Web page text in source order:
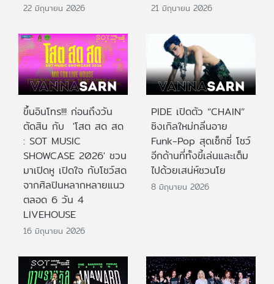
22 มิถุนายน 2026 21 มิถุนายน 2026
ขึ้นอินโทร!!! ก่อนถึงวัน
ตัดสิน กับ 'โสต สด สด
: SOT MUSIC
SHOWCASE 2026' ชวน
มาเปิดหู เปิดใจ กับโชว์สด
จากศิลปินหลากหลายแนว
ตลอด 6 วัน 4
LIVEHOUSE
16 มิถุนายน 2026
PIDE เปิดตัว “CHAIN”
ซิงเกิลใหม่กลิ่นอาย
Funk-Pop สุดเซ็กซี่ โชว์
อีกด้านที่ทั้งขี้เล่นและเต็ม
ไปด้วยเสน่ห์ชวนโย
8 มิถุนายน 2026